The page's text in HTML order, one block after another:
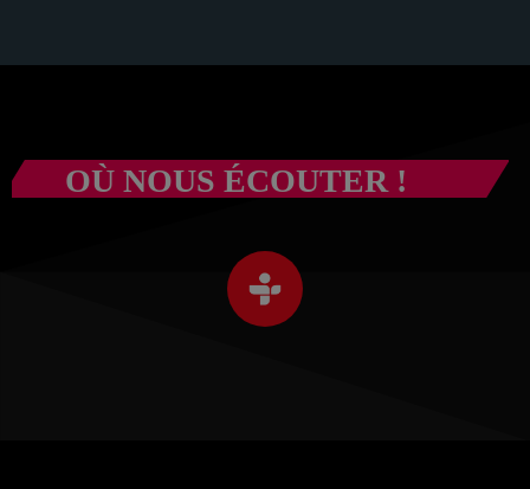
OÙ NOUS ÉCOUTER !